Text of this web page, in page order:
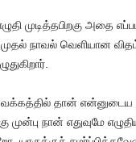
முடித்தபிறகு அதை
நாவல் வெளியான விதம்
தான் என்னுடைய
நான் எதுவுமே